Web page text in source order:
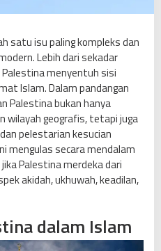
satu isu paling kompleks dan
Lebih dari sekadar
menyentuh sisi
Islam. Dalam pandangan
Palestina bukan hanya
wilayah geografis, tetapi juga
pelestarian kesucian
secara mendalam
Palestina merdeka dari
akidah, ukhuwah, keadilan,
dalam Islam